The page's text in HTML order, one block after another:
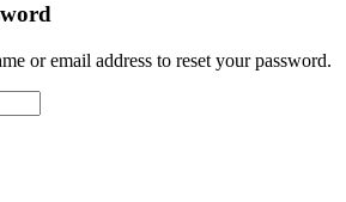
or email address to reset your password.